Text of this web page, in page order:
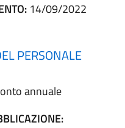
14/09/2022
PERSONALE
annuale